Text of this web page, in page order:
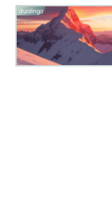
duolingo